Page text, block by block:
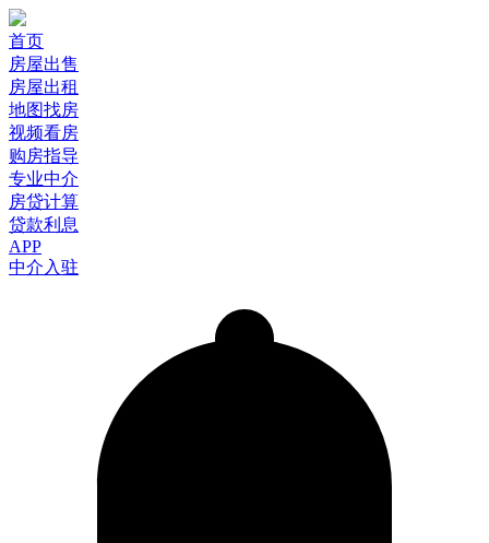
首页
房屋出售
房屋出租
地图找房
视频看房
购房指导
专业中介
房贷计算
贷款利息
APP
中介入驻